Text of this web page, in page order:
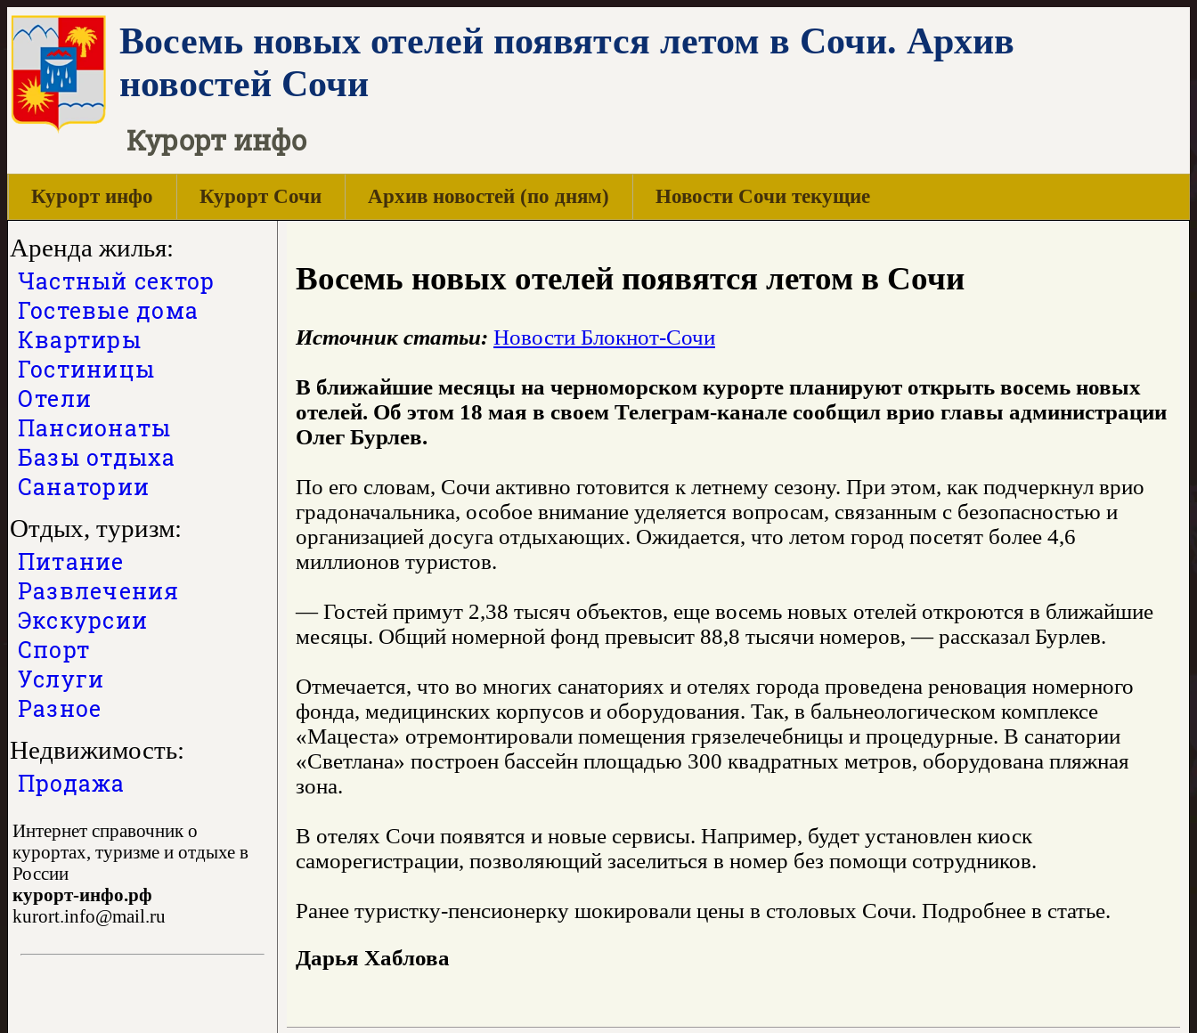
Восемь новых отелей появятся летом в Сочи. Архив
новостей Сочи
Курорт инфо
Курорт инфо Курорт Сочи Архив новостей (по дням) Новости Сочи текущие
Аренда жилья:
Частный сектор
Гостевые дома
Квартиры
Гостиницы
Отели
Пансионаты
Базы отдыха
Санатории
Отдых, туризм:
Питание
Развлечения
Экскурсии
Спорт
Услуги
Разное
Недвижимость:
Продажа
Интернет справочник о
курортах, туризме и отдыхе в
России
курорт-инфо.рф
kurort.info@mail.ru
Восемь новых отелей появятся летом в Сочи
Источник статьи: Новости Блокнот-Сочи
В ближайшие месяцы на черноморском курорте планируют открыть восемь новых
отелей. Об этом 18 мая в своем Телеграм-канале сообщил врио главы администрации
Олег Бурлев.
По его словам, Сочи активно готовится к летнему сезону. При этом, как подчеркнул врио
градоначальника, особое внимание уделяется вопросам, связанным с безопасностью и
организацией досуга отдыхающих. Ожидается, что летом город посетят более 4,6
миллионов туристов.
— Гостей примут 2,38 тысяч объектов, еще восемь новых отелей откроются в ближайшие
месяцы. Общий номерной фонд превысит 88,8 тысячи номеров, — рассказал Бурлев.
Отмечается, что во многих санаториях и отелях города проведена реновация номерного
фонда, медицинских корпусов и оборудования. Так, в бальнеологическом комплексе
«Мацеста» отремонтировали помещения грязелечебницы и процедурные. В санатории
«Светлана» построен бассейн площадью 300 квадратных метров, оборудована пляжная
зона.
В отелях Сочи появятся и новые сервисы. Например, будет установлен киоск
саморегистрации, позволяющий заселиться в номер без помощи сотрудников.
Ранее туристку-пенсионерку шокировали цены в столовых Сочи. Подробнее в статье.
Дарья Хаблова